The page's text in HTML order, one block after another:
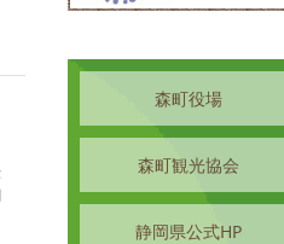
森町役場
森町観光協会
静岡県公式HP